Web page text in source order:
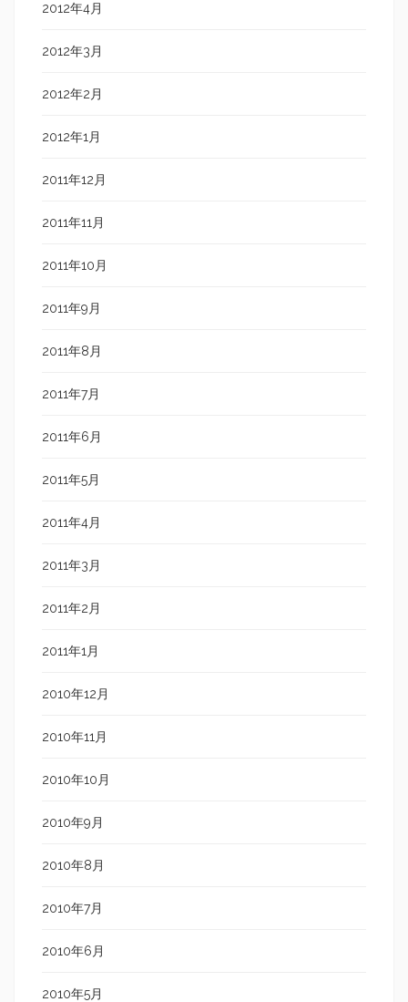
2012年4月
2012年3月
2012年2月
2012年1月
2011年12月
2011年11月
2011年10月
2011年9月
2011年8月
2011年7月
2011年6月
2011年5月
2011年4月
2011年3月
2011年2月
2011年1月
2010年12月
2010年11月
2010年10月
2010年9月
2010年8月
2010年7月
2010年6月
2010年5月